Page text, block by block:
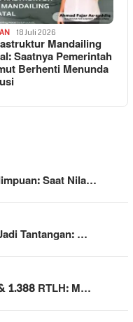
18 Juli 2026
Mandailing
Saatnya Pemerintah
Berhenti Menunda
Saat Nila…
Tantangan: …
1.388 RTLH: M…